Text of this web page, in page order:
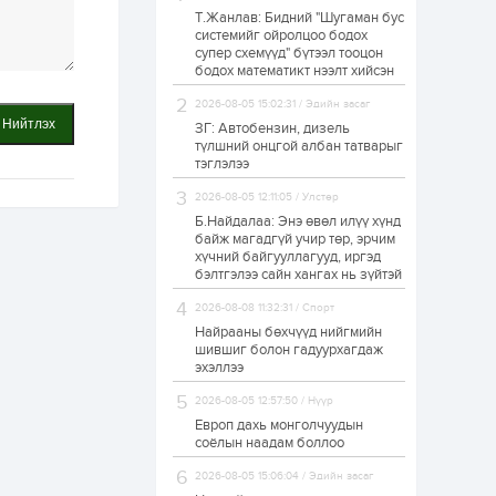
Нийтлэх
Худалдагч
Н.Амарзаяа:
Дэлгүүрийн 32
хуудастай өрийн
дэвтэр долоо хоногт
л дүүрдэг
1 өдөр 0
Б.Хулан дэлхийн
аварга боллоо
1 өдөр 0 0
Р.Даваадорж: Энэ
намрын экспортын
орлого Монголд
боломж олгож болох
1 өдөр 0
тоогоор төгссөн бол
өнөөдөр шатахуун
авна
Т.Жанлав: Бидний "Шугаман бус
системийг ойролцоо бодох
супер схемүүд" бүтээл тооцон
бодох математикт нээлт хийсэн
2026-08-05 15:02:31 / Эдийн засаг
ЗГ: Автобензин, дизель
түлшний онцгой албан татварыг
тэглэлээ
2026-08-05 12:11:05 / Улстөр
Б.Найдалаа: Энэ өвөл илүү хүнд
байж магадгүй учир төр, эрчим
хүчний байгууллагууд, иргэд
бэлтгэлээ сайн хангах нь зүйтэй
2026-08-08 11:32:31 / Спорт
Найрааны бөхчүүд нийгмийн
шившиг болон гадуурхагдаж
эхэллээ
2026-08-05 12:57:50 / Нүүр
Европ дахь монголчуудын
соёлын наадам боллоо
2026-08-05 15:06:04 / Эдийн засаг